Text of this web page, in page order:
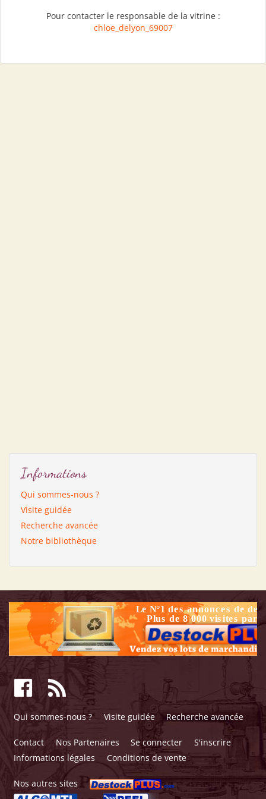
Pour contacter le responsable de la vitrine :
chloe_delyon_69007
Informations
Qui sommes-nous ?
Visite guidée
Recherche avancée
Notre bibliothèque
Qui sommes-nous ? Visite guidée Recherche avancée
Contact Nos Partenaires Se connecter
S'inscrire
Informations légales
Conditions de vente
Nos autres sites